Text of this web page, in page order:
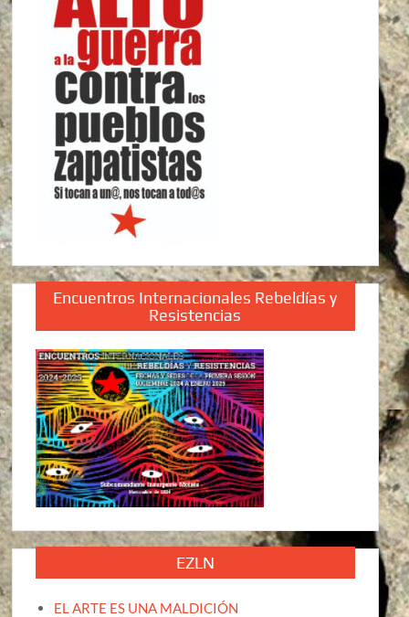
Encuentros Internacionales Rebeldías y
Resistencias
EZLN
EL ARTE ES UNA MALDICIÓN